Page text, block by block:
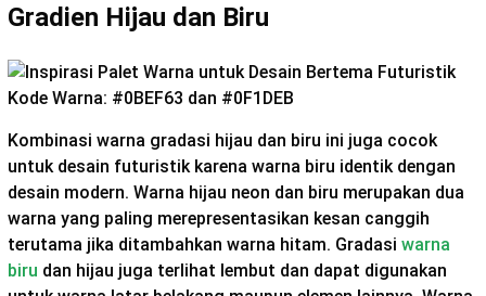
Gradien Hijau dan Biru
Kode Warna: #0BEF63 dan #0F1DEB
Kombinasi warna gradasi hijau dan biru ini juga cocok
untuk desain futuristik karena warna biru identik dengan
desain modern. Warna hijau neon dan biru merupakan dua
warna yang paling merepresentasikan kesan canggih
terutama jika ditambahkan warna hitam. Gradasi warna
biru dan hijau juga terlihat lembut dan dapat digunakan